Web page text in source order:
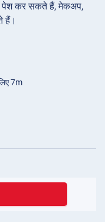
पेश कर सकते हैं, मेकअप,
हैं।
7m